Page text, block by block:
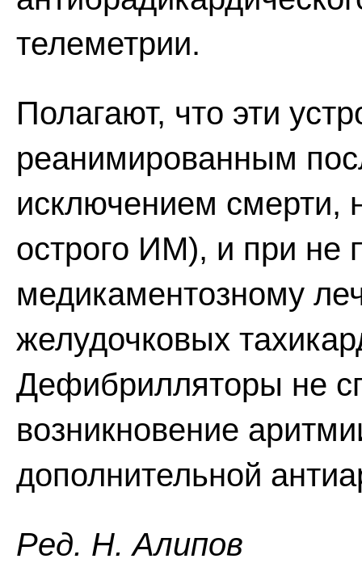
телеметрии.
Полагают, что эти
реанимированным
исключением смерти,
острого ИМ), и при не
медикаментозному
желудочковых
Дефибрилляторы не
возникновение
дополнительной
Ред. Н. Алипов